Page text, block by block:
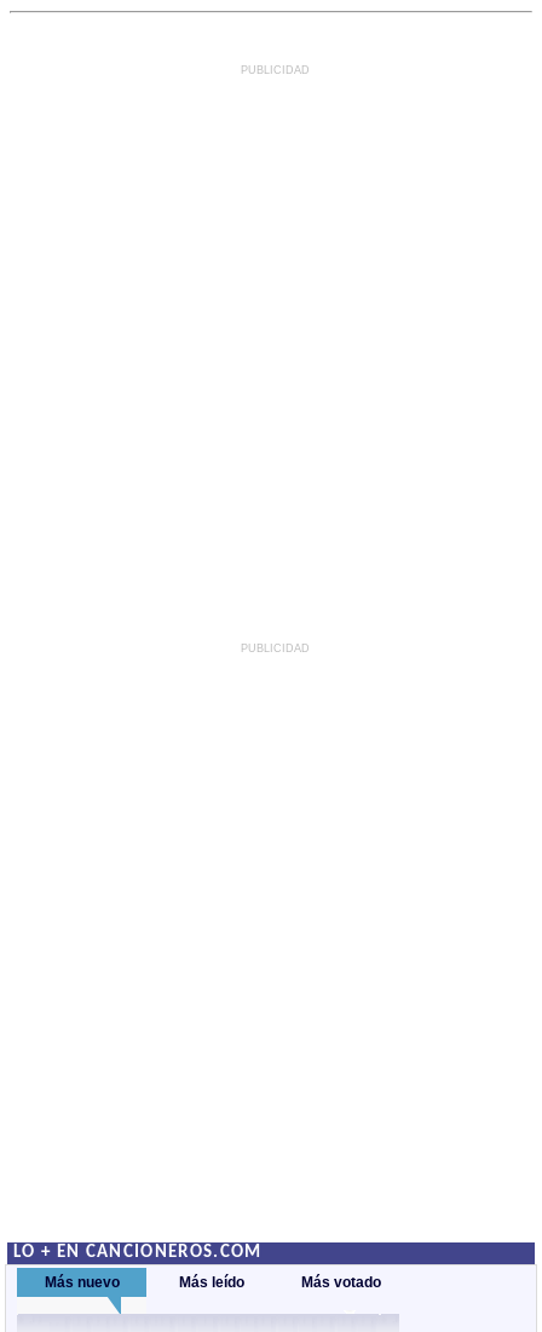
PUBLICIDAD
PUBLICIDAD
LO + EN CANCIONEROS.COM
Más nuevo Más leído Más votado